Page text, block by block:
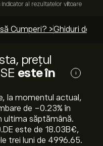
al rezultatelor viitoare
Cumperi? >Ghiduri de
prețul
este în
i
la momentul actual,
de ‎-0.23‎% în
ultima săptămână.
este de 18.03B‎€‎,
trei luni de 4996.65.